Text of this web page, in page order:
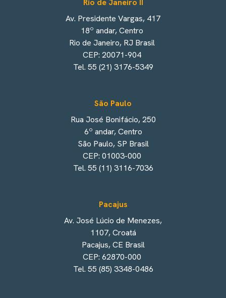
Rio de Janeiro II
Av. Presidente Vargas, 417
18º andar, Centro
Rio de Janeiro, RJ Brasil
CEP: 20071-904
Tel. 55 (21) 3176-5349
São Paulo
Rua José Bonifácio, 250
6º andar, Centro
São Paulo, SP Brasil
CEP: 01003-000
Tel. 55 (11) 3116-7036
Pacajus
Av. José Lúcio de Menezes,
1107, Croatá
Pacajus, CE Brasil
CEP: 62870-000
Tel. 55 (85) 3348-0486